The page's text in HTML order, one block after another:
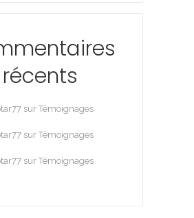
récents
sur Témoignages
sur Témoignages
sur Témoignages